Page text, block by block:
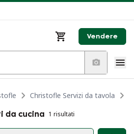
Vendere
Christofle Servizi da tavola
da cucina 1 risultati